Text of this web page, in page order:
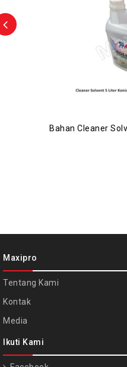
Bahan Cleaner
Maxipro
Tentang Kami
Kontak
Media
Ikuti Kami